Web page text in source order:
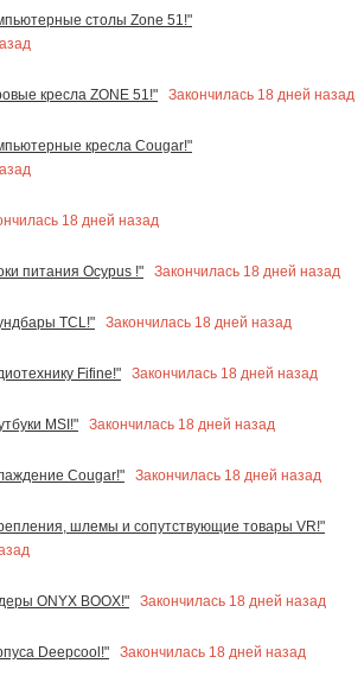
столы Zone 51!"
кресла ZONE 51!"
Закончилась 18 дней назад
кресла Cougar!"
18 дней назад
питания Ocypus !"
Закончилась 18 дней назад
TCL!"
Закончилась 18 дней назад
Fifine!"
Закончилась 18 дней назад
MSI!"
Закончилась 18 дней назад
Cougar!"
Закончилась 18 дней назад
шлемы и сопутствующие товары VR!"
ONYX BOOX!"
Закончилась 18 дней назад
Deepcool!"
Закончилась 18 дней назад